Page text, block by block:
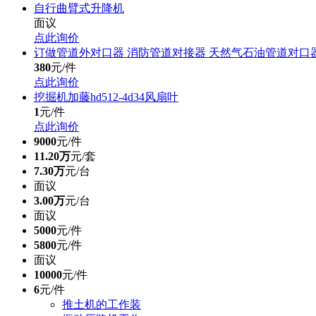
自行曲臂式升降机
面议
点此询价
订做管道外对口器 消防管道对接器 天然气石油管道对口
380元/件
点此询价
挖掘机加藤hd512-4d34风扇叶
1元/件
点此询价
9000元/件
11.20万元/套
7.30万元/台
面议
3.00万元/台
面议
5000元/件
5800元/件
面议
10000元/件
6元/件
推土机的工作装